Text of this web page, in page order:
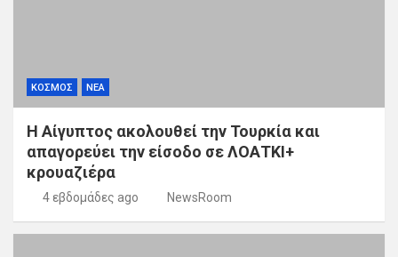
ΚΟΣΜΟΣ ΝΕΑ
Η Αίγυπτος ακολουθεί την Τουρκία και
απαγορεύει την είσοδο σε ΛΟΑΤΚΙ+
κρουαζιέρα
4 εβδομάδες ago NewsRoom